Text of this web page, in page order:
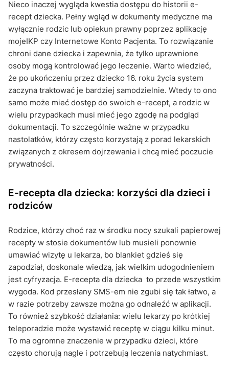
Nieco inaczej wygląda kwestia dostępu do historii e-
recept dziecka. Pełny wgląd w dokumenty medyczne ma
wyłącznie rodzic lub opiekun prawny poprzez aplikację
mojeIKP czy Internetowe Konto Pacjenta. To rozwiązanie
chroni dane dziecka i zapewnia, że tylko uprawnione
osoby mogą kontrolować jego leczenie. Warto wiedzieć,
że po ukończeniu przez dziecko 16. roku życia system
zaczyna traktować je bardziej samodzielnie. Wtedy to ono
samo może mieć dostęp do swoich e-recept, a rodzic w
wielu przypadkach musi mieć jego zgodę na podgląd
dokumentacji. To szczególnie ważne w przypadku
nastolatków, którzy często korzystają z porad lekarskich
związanych z okresem dojrzewania i chcą mieć poczucie
prywatności.
E-recepta dla dziecka: korzyści dla dzieci i
rodziców
Rodzice, którzy choć raz w środku nocy szukali papierowej
recepty w stosie dokumentów lub musieli ponownie
umawiać wizytę u lekarza, bo blankiet gdzieś się
zapodział, doskonale wiedzą, jak wielkim udogodnieniem
jest cyfryzacja. E-recepta dla dziecka to przede wszystkim
wygoda. Kod przesłany SMS-em nie zgubi się tak łatwo, a
w razie potrzeby zawsze można go odnaleźć w aplikacji.
To również szybkość działania: wielu lekarzy po krótkiej
teleporadzie może wystawić receptę w ciągu kilku minut.
To ma ogromne znaczenie w przypadku dzieci, które
często chorują nagle i potrzebują leczenia natychmiast.